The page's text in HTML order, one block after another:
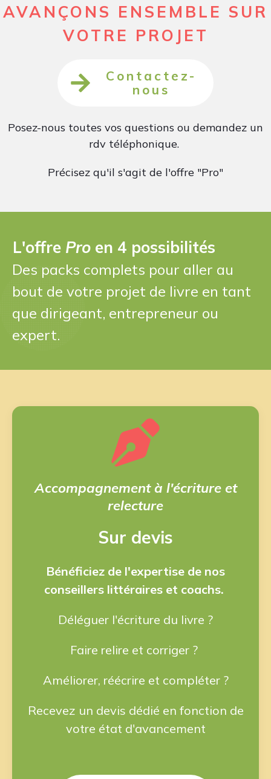
AVANÇONS ENSEMBLE SUR
VOTRE PROJET
Contactez-
nous
Posez-nous toutes vos questions ou demandez un
rdv téléphonique.
Précisez qu'il s'agit de l'offre "Pro"
L'offre Pro en 4 possibilités
Des packs complets pour aller au
bout de votre projet de livre en tant
que dirigeant, entrepreneur ou
expert.
Accompagnement à l'écriture et
relecture
Sur devis
Bénéficiez de l'expertise de nos
conseillers littéraires et coachs.
Déléguer l'écriture du livre ?
Faire relire et corriger ?
Améliorer, réécrire et compléter ?
Recevez un devis dédié en fonction de
votre état d'avancement